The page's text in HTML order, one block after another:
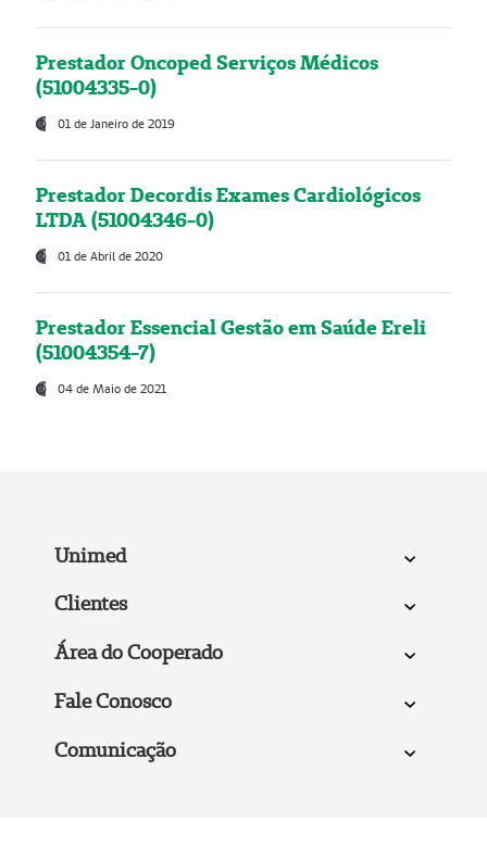
Prestador Oncoped Serviços Médicos
(51004335-0)
01 de Janeiro de 2019
Prestador Decordis Exames Cardiológicos
LTDA (51004346-0)
01 de Abril de 2020
Prestador Essencial Gestão em Saúde Ereli
(51004354-7)
04 de Maio de 2021
Unimed
Clientes
Área do Cooperado
Fale Conosco
Comunicação